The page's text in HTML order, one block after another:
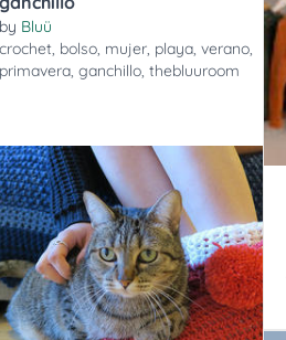
by Bluü
crochet, bolso, mujer, playa,verano,
primavera,ganchillo,thebluuroom